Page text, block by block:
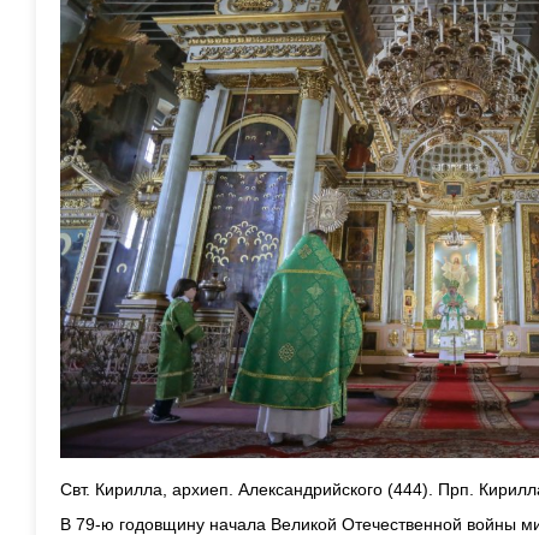
Свт. Кирилла, архиеп. Александрийского (444). Прп.
В 79-ю годовщину начала Великой Отечественной войны